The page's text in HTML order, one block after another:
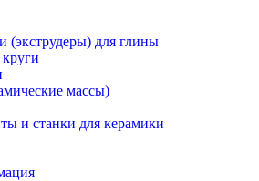
(экструдеры) для глины
массы)
и станки для керамики